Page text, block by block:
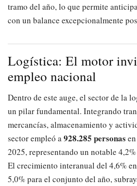
tramo del año, lo que permite
con un balance excepcionalmente
Logística: El motor
empleo nacional
Dentro de este auge, el sector de la
un pilar fundamental. Integrando
mercancías, almacenamiento y
sector empleó a928.285 personas
2025, representando un notable
El crecimiento interanual del 4,6%
5,0% para el conjunto del año,